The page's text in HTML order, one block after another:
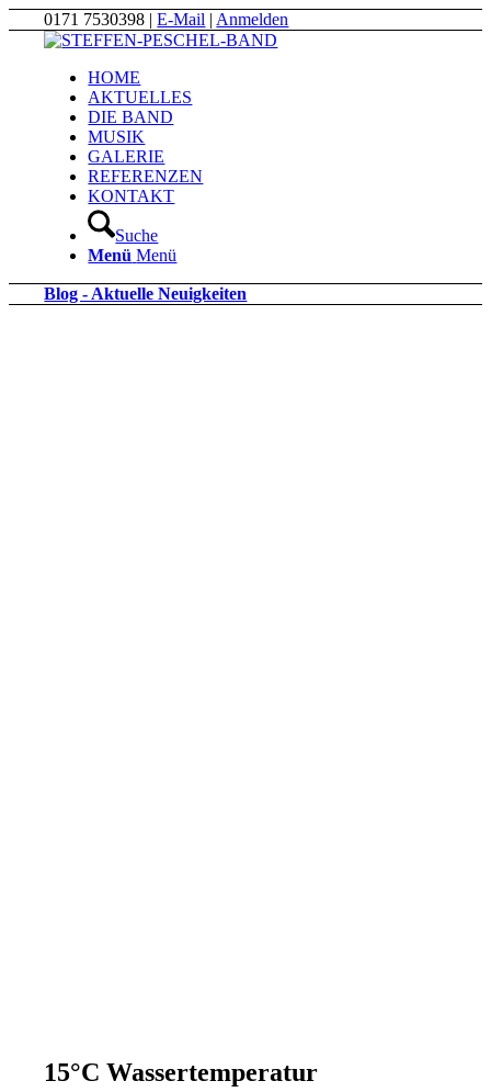
0171 7530398 |E-Mail | Anmelden
HOME
AKTUELLES
DIE BAND
MUSIK
GALERIE
REFERENZEN
KONTAKT
Suche
Menü Menü
Blog - Aktuelle Neuigkeiten
15°C Wassertemperatur